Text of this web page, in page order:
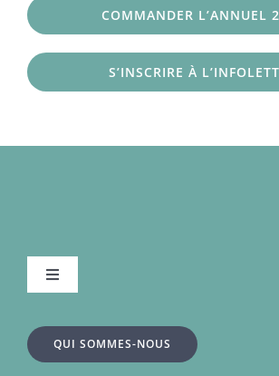
COMMANDER L’ANNUEL
S’INSCRIRE À
Navigation
À la une
QUI SOMMES-NOUS